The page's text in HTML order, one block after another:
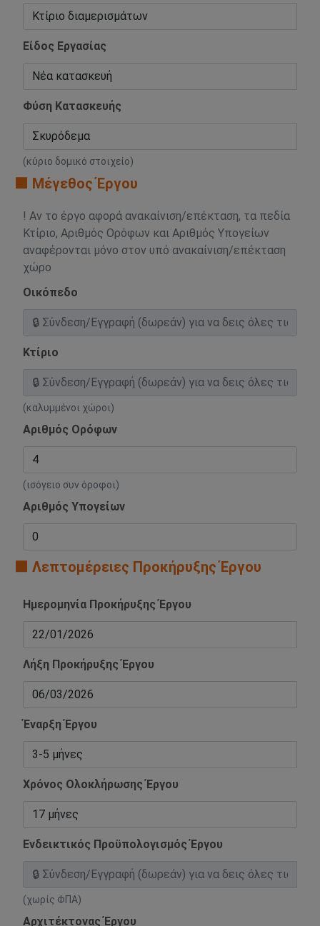
Είδος Εργασίας
Φύση Κατασκευής
(κύριο δομικό στοιχείο)
🟧 Μέγεθος Έργου
! Αν το έργο αφορά ανακαίνιση/επέκταση, τα πεδία
Κτίριο, Αριθμός Ορόφων και Αριθμός Υπογείων
αναφέρονται μόνο στον υπό ανακαίνιση/επέκταση
χώρο
Οικόπεδο
Κτίριο
(καλυμμένοι χώροι)
Αριθμός Ορόφων
(ισόγειο συν όροφοι)
Αριθμός Υπογείων
🟧 Λεπτομέρειες Προκήρυξης Έργου
Ημερομηνία Προκήρυξης Έργου
Λήξη Προκήρυξης Έργου
Έναρξη Έργου
Χρόνος Ολοκλήρωσης Έργου
Ενδεικτικός Προϋπολογισμός Έργου
(χωρίς ΦΠΑ)
Αρχιτέκτονας Έργου